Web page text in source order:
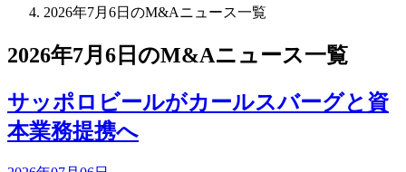
2026年7月6日のM&Aニュース一覧
2026年7月6日のM&Aニュース一覧
サッポロビールがカールスバーグと資
本業務提携へ